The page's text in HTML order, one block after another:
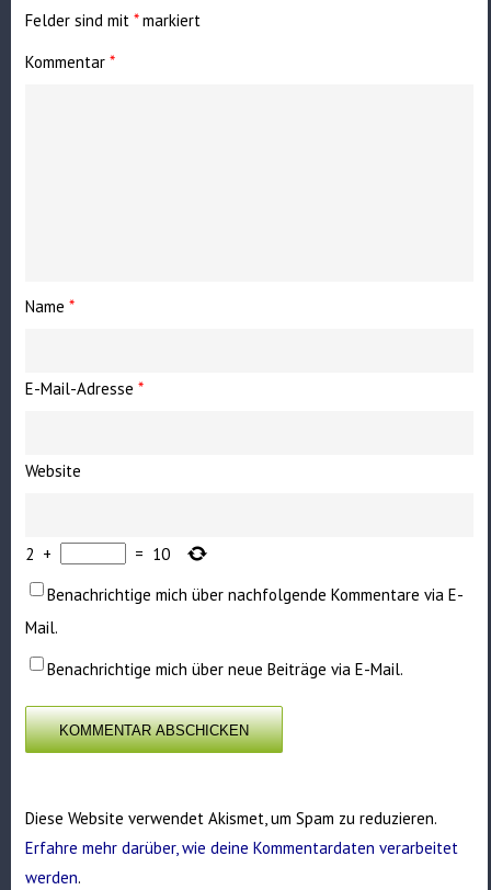
Felder sind mit*markiert
Kommentar*
Name*
E-Mail-Adresse*
Website
2 + = 10
Benachrichtige mich über nachfolgende Kommentare via E-
Mail.
Benachrichtige mich über neue Beiträge via E-Mail.
Diese Website verwendet Akismet, um Spam zu reduzieren.
Erfahre mehr darüber, wie deine Kommentardaten verarbeitet
werden.